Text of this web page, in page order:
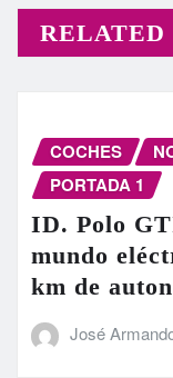
RELATED
COCHES
PORTADA 1
ID. Polo
mundo
km de
José